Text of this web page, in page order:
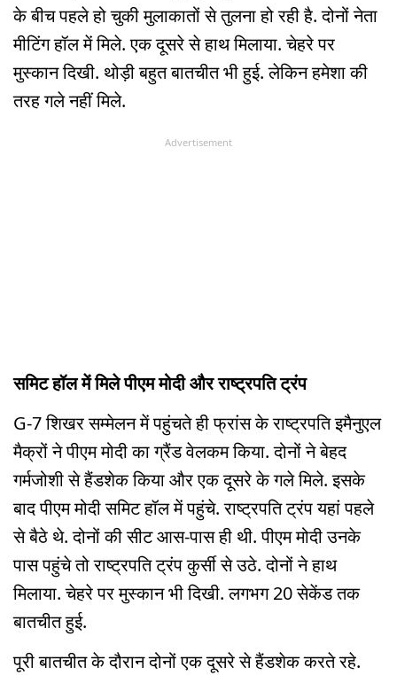
के बीच पहले हो चुकी मुलाकातों से तुलना हो रही है. दोनों नेता
मीटिंग हॉल में मिले. एक दूसरे से हाथ मिलाया. चेहरे पर
मुस्कान दिखी. थोड़ी बहुत बातचीत भी हुई. लेकिन हमेशा की
तरह गले नहीं मिले.
Advertisement
समिट हॉल में मिले पीएम मोदी और राष्ट्रपति ट्रंप
G-7 शिखर सम्मेलन में पहुंचते ही फ्रांस के राष्ट्रपति इमैनुएल
मैक्रों ने पीएम मोदी का ग्रैंड वेलकम किया. दोनों ने बेहद
गर्मजोशी से हैंडशेक किया और एक दूसरे के गले मिले. इसके
बाद पीएम मोदी समिट हॉल में पहुंचे. राष्ट्रपति ट्रंप यहां पहले
से बैठे थे. दोनों की सीट आस-पास ही थी. पीएम मोदी उनके
पास पहुंचे तो राष्ट्रपति ट्रंप कुर्सी से उठे. दोनों ने हाथ
मिलाया. चेहरे पर मुस्कान भी दिखी. लगभग 20 सेकेंड तक
बातचीत हुई.
पूरी बातचीत के दौरान दोनों एक दूसरे से हैंडशेक करते रहे.